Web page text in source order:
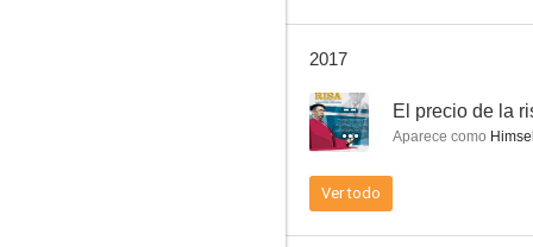
2017
-- El precio de la
Aparece como
Ver todo